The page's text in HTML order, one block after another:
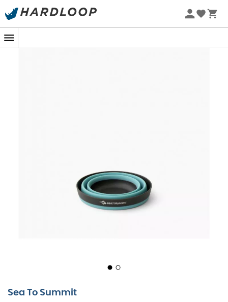
Zomeraanbiedingen 🔥 -5% EXTRA vanaf 2 producten* met
Sea To Summit